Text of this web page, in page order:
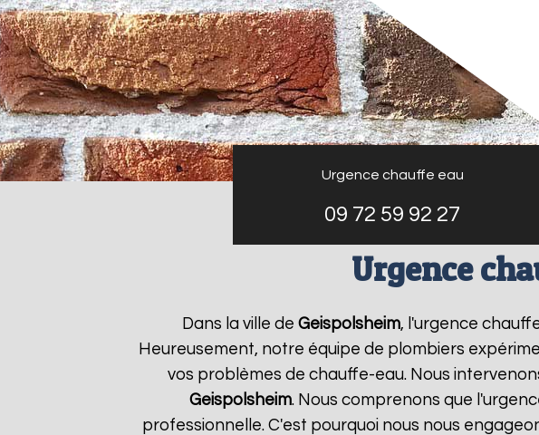
Urgence chauffe eau
09 72 59 92 27
Urgence
Dans la ville de Geispolsheim, l'urgence
Heureusement, notre équipe de plombiers
vos problèmes de chauffe-eau. Nous
Geispolsheim. Nous comprenons que
professionnelle. C'est pourquoi nous nous